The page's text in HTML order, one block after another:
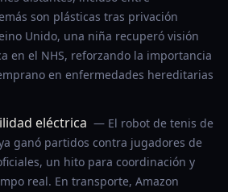
son plásticas tras privación
Unido, una niña recuperó visión
en el NHS, reforzando la importancia
en enfermedades hereditarias
eléctrica — El robot de tenis de
ganó partidos contra jugadores de
un hito para coordinación y
real. En transporte, Amazon